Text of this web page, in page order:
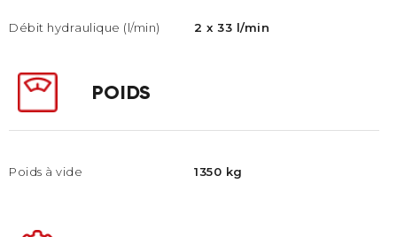
Débit hydraulique (l/min) 2 x 33 l/min
POIDS
Poids à vide 1350 kg